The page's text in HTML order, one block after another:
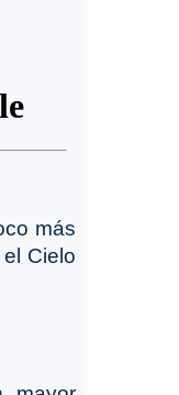
más
Cielo